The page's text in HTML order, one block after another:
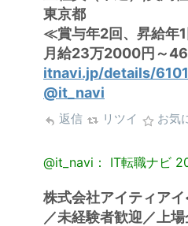
東京都
≪賞与年2回、昇給年
月給23万2000円～
itnavi.jp/details/
@it_navi
返信 リツイ お気
@it_navi： IT転職ナビ
株式会社アイティア
／未経験者歓迎／上